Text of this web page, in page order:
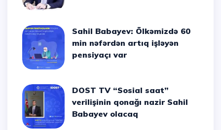
Sahil Babayev: Ölkəmizdə 60
min nəfərdən artıq işləyən
pensiyaçı var
DOST TV “Sosial saat”
verilişinin qonağı nazir Sahil
Babayev olacaq